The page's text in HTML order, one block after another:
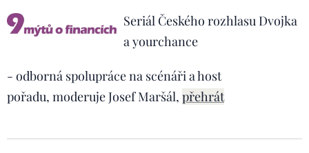
Seriál Českého rozhlasu Dvojka
a yourchance
- odborná spolupráce na scénáři a host
pořadu, moderuje Josef Maršál, přehrát